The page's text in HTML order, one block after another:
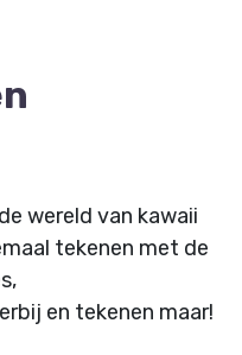
wereld van kawaii
tekenen met de
en tekenen maar!